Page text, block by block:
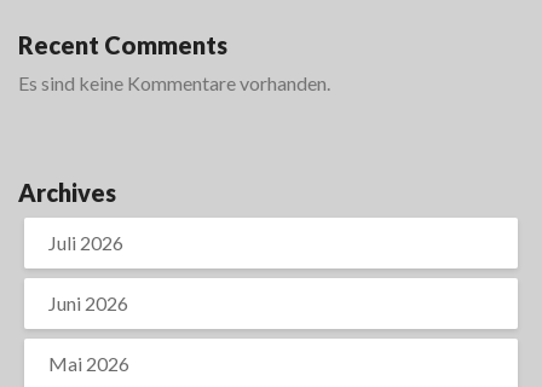
Recent Comments
Es sind keine Kommentare vorhanden.
Archives
Juli 2026
Juni 2026
Mai 2026